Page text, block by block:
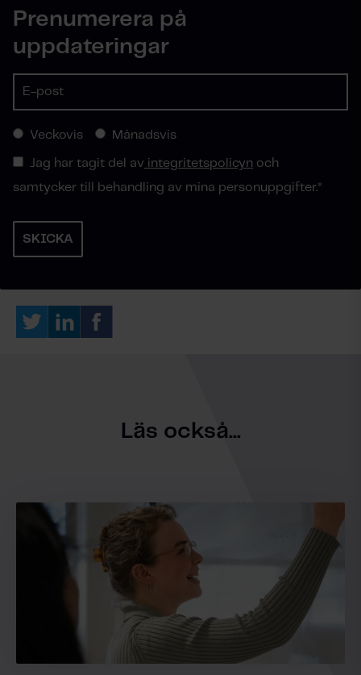
Prenumerera på
uppdateringar
Veckovis Månadsvis
Jag har tagit del av integritetspolicyn och
samtycker till behandling av mina personuppgifter.*
Läs också...